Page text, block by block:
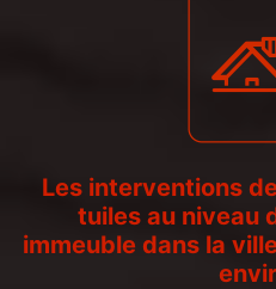
Les interventions
tuiles au niveau
immeuble dans la